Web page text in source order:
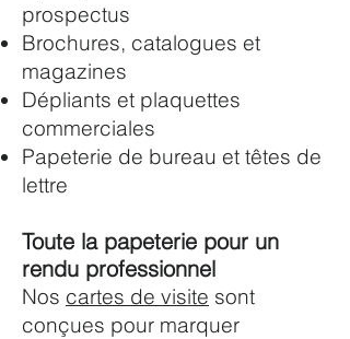
prospectus
Brochures, catalogues et
magazines
Dépliants et plaquettes
commerciales
Papeterie de bureau et têtes de
lettre
Toute la papeterie pour un
rendu professionnel
Nos cartes de visite sont
conçues pour marquer